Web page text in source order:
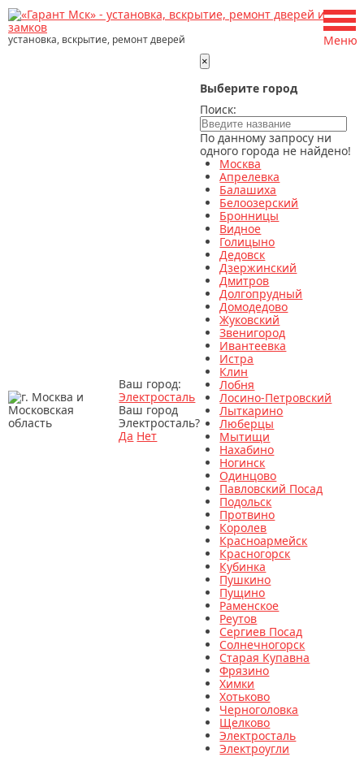
установка, вскрытие, ремонт дверей
Ваш город:
Электросталь
Ваш город
Электросталь?
Да Нет
×
Выберите город
Поиск:
По данному запросу ни
одного города не найдено!
Москва
Апрелевка
Балашиха
Белоозерский
Бронницы
Видное
Голицыно
Дедовск
Дзержинский
Дмитров
Долгопрудный
Домодедово
Жуковский
Звенигород
Ивантеевка
Истра
Клин
Лобня
Лосино-Петровский
Лыткарино
Люберцы
Мытищи
Нахабино
Ногинск
Одинцово
Павловский Посад
Подольск
Протвино
Королев
Красноармейск
Красногорск
Кубинка
Пушкино
Пущино
Раменское
Реутов
Сергиев Посад
Солнечногорск
Старая Купавна
Фрязино
Химки
Хотьково
Черноголовка
Щелково
Электросталь
Электроугли
Меню